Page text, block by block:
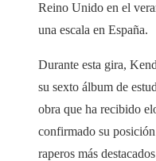
Reino Unido en el
una escala en España.
Durante esta gira,
su sexto álbum de
obra que ha recibido
confirmado su
raperos más